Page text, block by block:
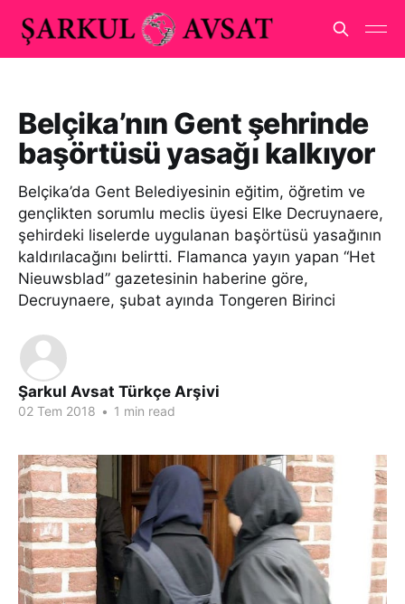
Belçika’nın Gent şehrinde
başörtüsü yasağı kalkıyor
Belçika’da Gent Belediyesinin eğitim, öğretim ve
gençlikten sorumlu meclis üyesi Elke Decruynaere,
şehirdeki liselerde uygulanan başörtüsü yasağının
kaldırılacağını belirtti. Flamanca yayın yapan “Het
Nieuwsblad” gazetesinin haberine göre,
Decruynaere, şubat ayında Tongeren Birinci
Şarkul Avsat Türkçe Arşivi
02 Tem 2018 • 1 min read